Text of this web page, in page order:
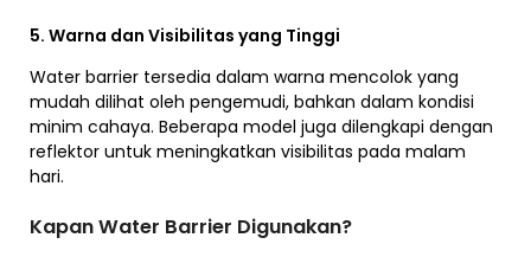
5. Warna dan Visibilitas yang Tinggi
Water barrier tersedia dalam warna mencolok yang
mudah dilihat oleh pengemudi, bahkan dalam kondisi
minim cahaya. Beberapa model juga dilengkapi dengan
reflektor untuk meningkatkan visibilitas pada malam
hari.
Kapan Water Barrier Digunakan?